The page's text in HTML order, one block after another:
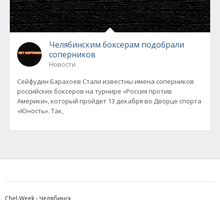
Челябинским боксерам подобрали
соперников
Новости
Сейфудин Барахоев Стали известны имена соперников
российских боксеров на турнире «Россия против
Америки», который пройдет 13 декабря во Дворце спорта
«Юность». Так,
Chel-Week - Челябинск